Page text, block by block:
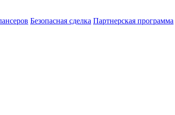
Безопасная сделка Партнерская программа